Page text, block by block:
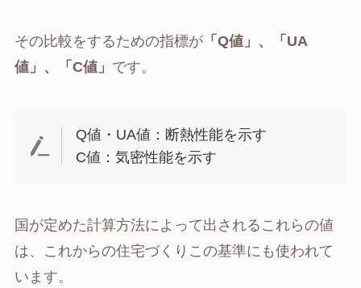
その比較をするための指標が「 Q値」、「 UA
値」、「 C値」 です。
Q値・UA値：断熱性能を示す
C値：気密性能を示す
国が定めた計算方法によって出されるこれらの値
は、これからの住宅づくりこの基準にも使われて
います。